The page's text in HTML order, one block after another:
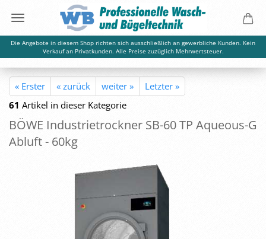
Die Angebote in diesem Shop richten sich ausschließlich an gewerbliche Kunden. Kein
Verkauf an Privatkunden. Alle Preise zuzüglich Mehrwertsteuer.
« Erster « zurück weiter »
Letzter »
61 Artikel in dieser Kategorie
BÖWE In­dus­trie­trock­ner SB-60 TP Aqueous-​G
Ab­luft - 60kg